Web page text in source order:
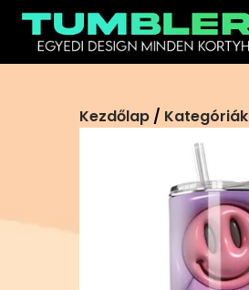
Ugrás
tartalomra
Kezdőlap / Kategóriák